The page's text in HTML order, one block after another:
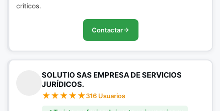
críticos.
Contactar
SOLUTIO SAS EMPRESA DE SERVICIOS
JURÍDICOS.
316 Usuarios